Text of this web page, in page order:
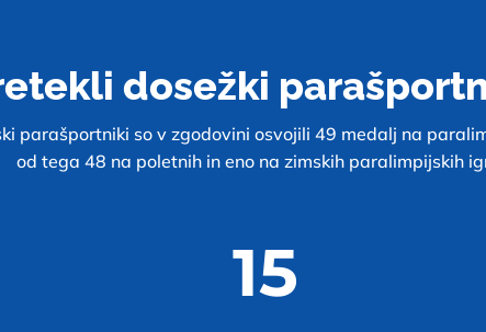
dosežki
parašportniki so v zgodovini osvojili 49 medalj na
od tega 48 na poletnih in eno na zimskih paralimpijskih
15